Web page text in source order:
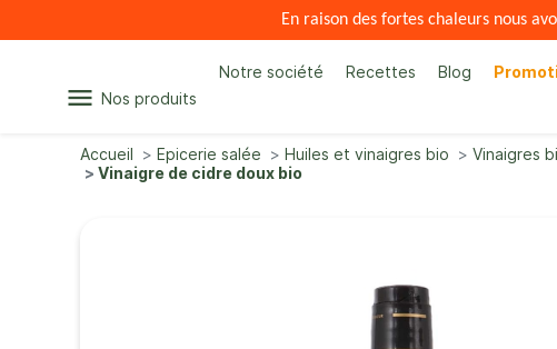
En raison des fortes chaleurs nous
menu Nos produits
Notre société Recettes Blog
Accueil Epicerie salée Huiles et vinaigres bio
Vinaigres
Vinaigre de cidre doux bio